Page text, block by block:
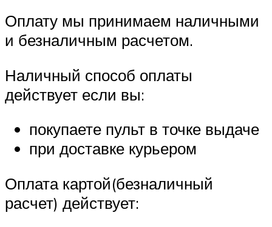
Оплату мы принимаем наличными
и безналичным расчетом.
Наличный способ оплаты
действует если вы:
покупаете пульт в точке выдаче
при доставке курьером
Оплата картой(безналичный
расчет) действует: